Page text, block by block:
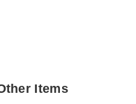
Items